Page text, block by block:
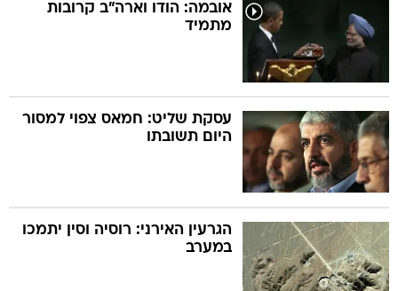
אובמה: הודו וארה"ב קרובות
מתמיד
עסקת שליט: חמאס צפוי למסור
היום תשובתו
הגרעין האירני: רוסיה וסין יתמכו
במערב